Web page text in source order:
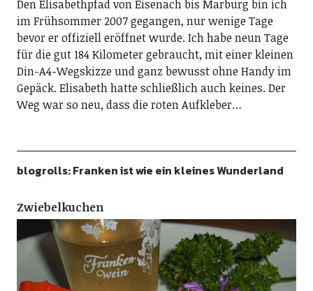
Den Elisabethpfad von Eisenach bis Marburg bin ich
im Frühsommer 2007 gegangen, nur wenige Tage
bevor er offiziell eröffnet wurde. Ich habe neun Tage
für die gut 184 Kilometer gebraucht, mit einer kleinen
Din-A4-Wegskizze und ganz bewusst ohne Handy im
Gepäck. Elisabeth hatte schließlich auch keines. Der
Weg war so neu, dass die roten Aufkleber…
blogrolls: Franken ist wie ein kleines Wunderland
Zwiebelkuchen